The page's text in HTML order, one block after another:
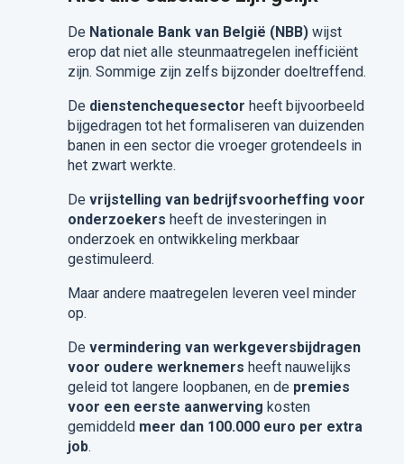
De Nationale Bank van België (NBB)wijst
erop dat niet alle steunmaatregelen inefficiënt
zijn. Sommige zijn zelfs bijzonder doeltreffend.
De dienstenchequesector heeft bijvoorbeeld
bijgedragen tot het formaliseren van duizenden
banen in een sector die vroeger grotendeels in
het zwart werkte.
De vrijstelling van bedrijfsvoorheffing voor
onderzoekers heeft de investeringen in
onderzoek en ontwikkeling merkbaar
gestimuleerd.
Maar andere maatregelen leveren veel minder
op.
De vermindering van werkgeversbijdragen
voor oudere werknemers heeft nauwelijks
geleid tot langere loopbanen, en de premies
voor een eerste aanwerving kosten
gemiddeld meer dan 100.000 euro per extra
job.